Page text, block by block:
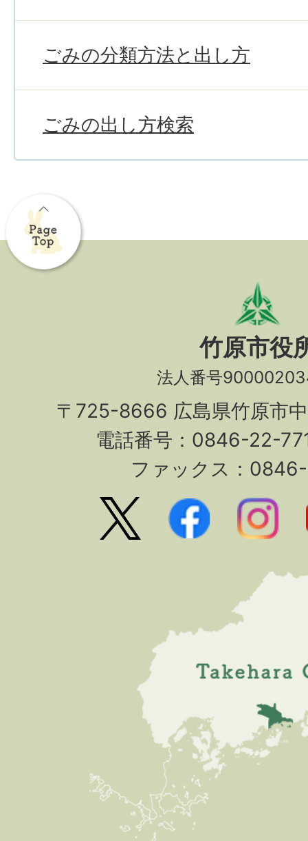
ごみの分類方法と出し方
ごみの出し方検索
竹原市役
法人番号
〒725-8666 広島県竹原市
電話番号：0846-22-
ファックス：